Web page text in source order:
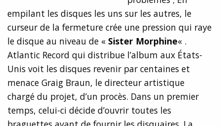
empilant les disques les uns sur les autres, le
curseur de la fermeture crée une pression qui raye
le disque au niveau de « Sister Morphine« .
Atlantic Record qui distribue l’album aux États-
Unis voit les disques revenir par centaines et
menace Graig Braun, le directeur artistique
chargé du projet, d’un procès. Dans un premier
temps, celui-ci décide d’ouvrir toutes les